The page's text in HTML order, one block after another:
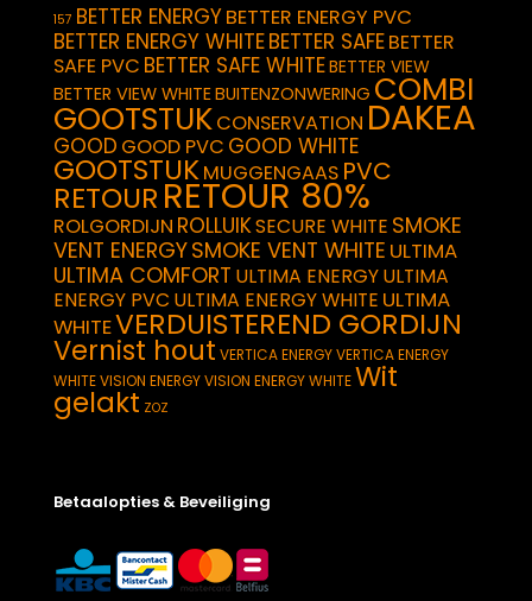
157 BETTER ENERGYBETTER ENERGY PVC
BETTER ENERGY WHITEBETTER SAFEBETTER
SAFE PVC BETTER SAFE WHITEBETTER VIEW
BETTER VIEW WHITEBUITENZONWERING COMBI
GOOTSTUKCONSERVATION DAKEA
GOOD GOOD PVC GOOD WHITE
GOOTSTUKMUGGENGAAS PVC
RETOUR RETOUR 80%
ROLGORDIJN ROLLUIKSECURE WHITE SMOKE
VENT ENERGYSMOKE VENT WHITE ULTIMA
ULTIMA COMFORT ULTIMA ENERGYULTIMA
ENERGY PVC ULTIMA ENERGY WHITE ULTIMA
WHITEVERDUISTEREND GORDIJN
Vernist hout VERTICA ENERGYVERTICA ENERGY
WHITEVISION ENERGYVISION ENERGY WHITEWit
gelakt ZOZ
Betaalopties & Beveiliging